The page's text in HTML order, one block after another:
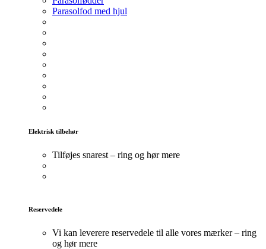
Parasolfod med hjul
Elektrisk tilbehør
Tilføjes snarest – ring og hør mere
Reservedele
Vi kan leverere reservedele til alle vores mærker – ring
og hør mere